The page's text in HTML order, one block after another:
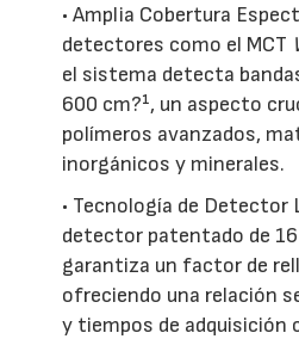
• Amplia Cobertura
detectores como el MCT
el sistema detecta
600 cm?¹, un aspecto
polímeros avanzados,
inorgánicos y minerales.
• Tecnología de Detector
detector patentado de
garantiza un factor de
ofreciendo una relación
y tiempos de adquisición